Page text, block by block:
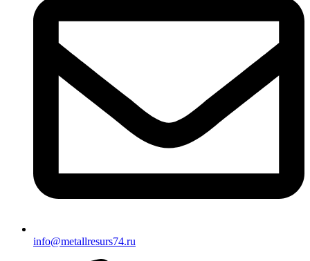
info@metallresurs74.ru